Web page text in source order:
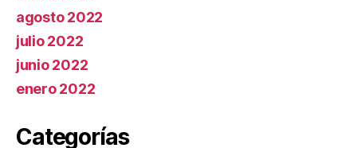
agosto 2022
julio 2022
junio 2022
enero 2022
Categorías